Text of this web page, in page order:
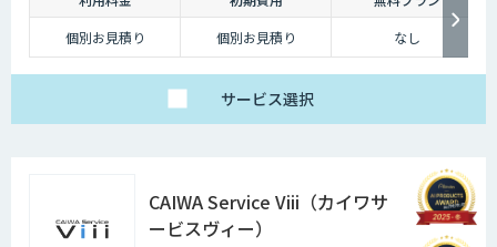
チャットボットは多種多様な業界で導入されており、様々なメリットをも
たらす存在です。近年は人手不足が深刻化しているため、多くの企業にと
ってチャットボットを活用して業務効率化するべく導入が進んでおりま
す。
個別お見積り
個別お見積り なし
サービス選択
CAIWA Service Viii（カイワサ
ービスヴィー）